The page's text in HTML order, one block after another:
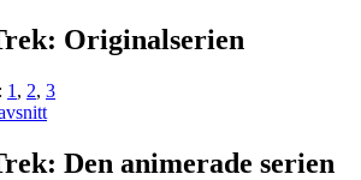
Originalserien
1 , 2, 3
Den animerade serien